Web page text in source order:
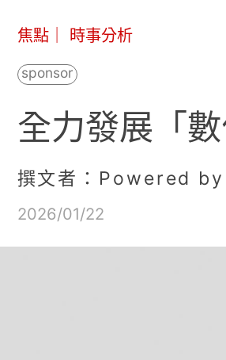
焦點｜ 時事分析
全力發展「
撰文者：Powered by
2026/01/22